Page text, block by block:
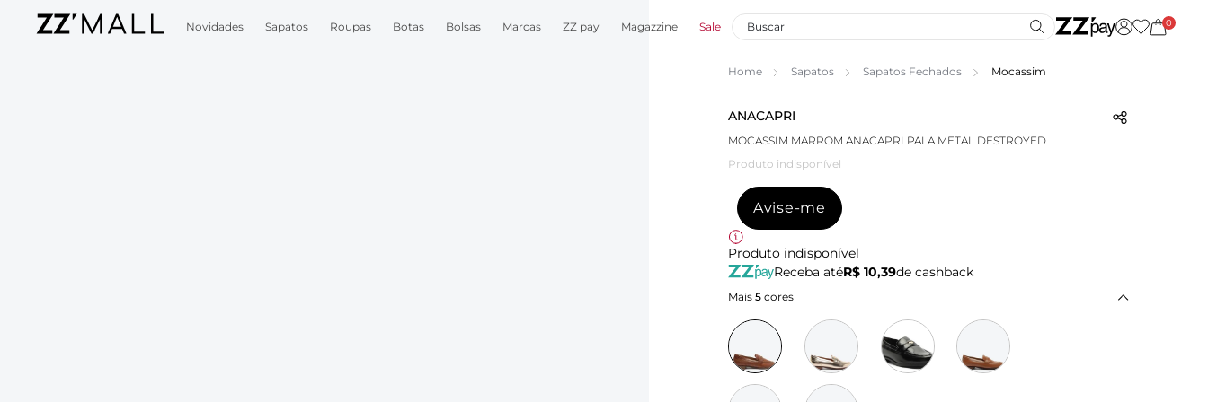
Novidades Sapatos Roupas Botas Bolsas Marcas ZZ pay Magazzine Sale 0
Home Sapatos Sapatos Fechados Mocassim
ANACAPRI
MOCASSIM MARROM ANACAPRI PALA METAL DESTROYED
Produto indisponível
Avise-me
Produto indisponível
Receba atéR$ 10,39de cashback
Mais 5 cores